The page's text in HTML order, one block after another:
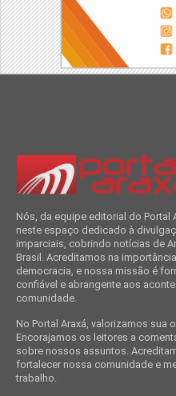
Nós, da equipe editorial do Portal
neste espaço dedicado à
imparciais, cobrindo notícias de
Brasil. Acreditamos na
democracia, e nossa missão é
confiável e abrangente aos
comunidade.
No Portal Araxá, valorizamos sua
Encorajamos os leitores a
sobre nossos assuntos.
fortalecer nossa comunidade e
trabalho.